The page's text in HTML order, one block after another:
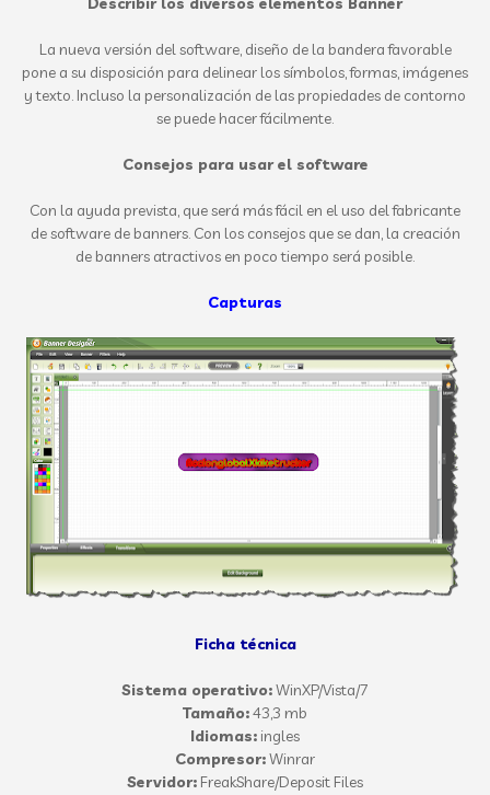
La nueva versión del software, diseño de la bandera favorable
pone a su disposición para delinear los símbolos, formas, imágenes
y texto. Incluso la personalización de las propiedades de contorno
se puede hacer fácilmente.
Consejos para usar el software
Con la ayuda prevista, que será más fácil en el uso del fabricante
de software de banners. Con los consejos que se dan, la creación
de banners atractivos en poco tiempo será posible.
Capturas
Ficha técnica
Sistema operativo:WinXP/Vista/7
Tamaño:43,3 mb
Idiomas: ingles
Compresor:Winrar
Servidor: FreakShare/Deposit Files